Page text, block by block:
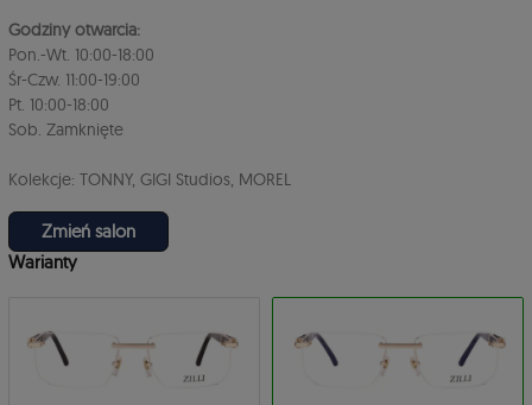
Godziny otwarcia:
Zmień salon
Pon.-Wt. 10:00-18:00
Śr-Czw. 11:00-19:00
Pt. 10:00-18:00
Sob. Zamknięte
Kolekcje: TONNY, GIGI Studios, MOREL
Warianty